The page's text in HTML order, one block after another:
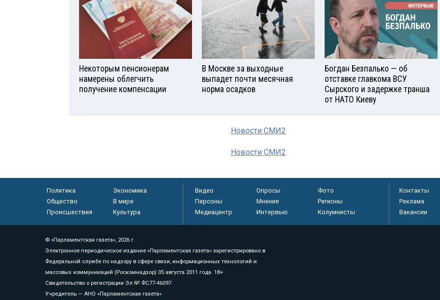
Некоторым пенсионерам
намерены облегчить
получение компенсации
В Москве за выходные
выпадет почти месячная
норма осадков
Богдан Безпалько — об
отставке главкома ВСУ
Сырского и задержке транша
от НАТО Киеву
Новости СМИ2
Новости СМИ2
Политика
Экономика
Общество
В мире
Происшествия
Культура
Видео Опросы
Фото
Персоны
Мнения
Регионы
Медиацентр
Интервью Колумнисты
Контакты
Реклама
Вакансии
© «Парламентская газета», 2026 г.
Электронное периодическое издание «Парламентская газета» зарегистрировано в
Федеральной службе по надзору в сфере связи, информационных технологий и
массовых коммуникаций (Роскомнадзор) 05 августа 2011 года. 18+
Свидетельство о регистрации Эл № ФС77-46097
Учредитель — АНО «Парламентская газета»